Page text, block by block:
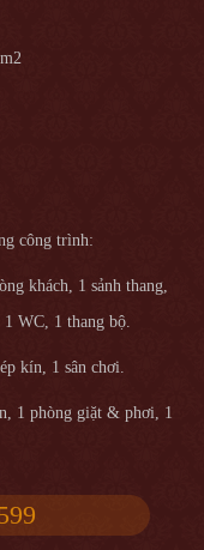
công trình:
khách, 1 sảnh thang,
WC, 1 thang bộ.
kín, 1 sân chơi.
1 phòng giặt & phơi, 1